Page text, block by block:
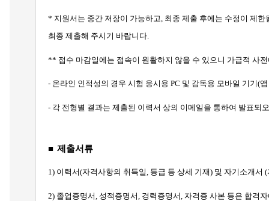
* 지원서는 중간 저장이 가능하고, 최종 제출 후에는 수정이 제
최종 제출해 주시기 바랍니다.
** 접수 마감일에는 접속이 원활하지 않을 수 있으니 가급적 사
- 온라인 인적성의 경우 시험 응시용 PC 및 감독용 모바일 기기(
- 각 전형별 결과는 제출된 이력서 상의 이메일을 통하여 발표되
■ 제출서류
1) 이력서(자격사항의 취득일, 등급 등 상세 기재) 및 자기소개서
2) 졸업증명서, 성적증명서, 경력증명서, 자격증 사본 등은 합격